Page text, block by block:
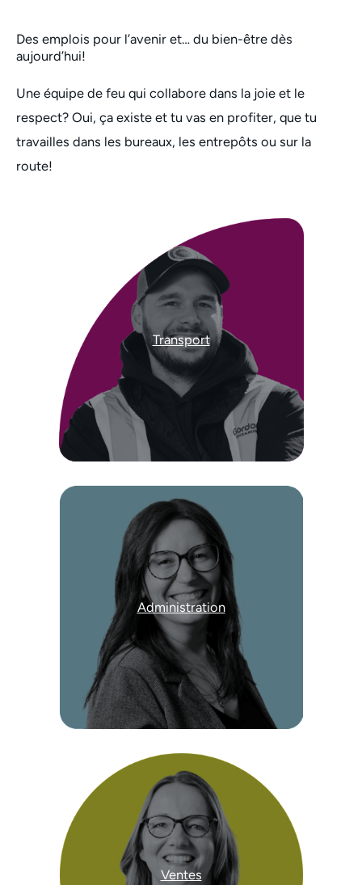
Des emplois pour l’avenir et… du bien-être dès
aujourd’hui!
Une équipe de feu qui collabore dans la joie et le
respect? Oui, ça existe et tu vas en profiter, que tu
travailles dans les bureaux, les entrepôts ou sur la
route!
Transport
Administration
Ventes